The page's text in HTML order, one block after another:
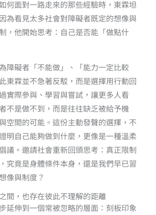
何面對一路走來的那些經驗時，東霖坦
為看見太多社會對障礙者既定的想像與
，他開始思考：自己是否能「做點什
障礙者「不能做」、「能力一定比較
東霖並不急著反駁，而是選擇用行動回
實際參與、學習與嘗試，讓更多人看
不是做不到，而是往往缺乏被給予機
空間的可能。這份主動發聲的選擇，不
明自己能夠做到什麼，更像是一種溫柔
議。邀請社會重新回頭思考：真正限制
究竟是身體條件本身，還是我們早已習
像與制度？
間，也存在彼此不理解的距離
延伸到一個常被忽略的層面：刻板印象